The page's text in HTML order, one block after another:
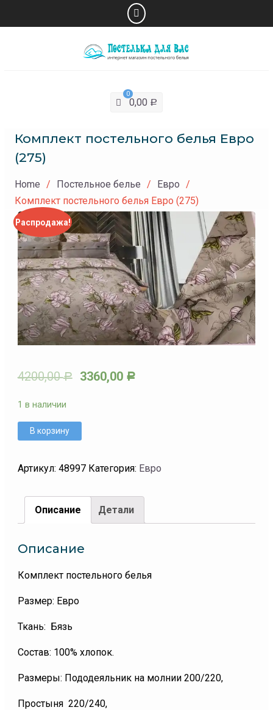
0
0,00 Р
Комплект постельного белья Евро
(275)
Home Постельное белье
Евро
Комплект постельного белья Евро (275)
Распродажа!
4200,00Р 3360,00 Р
1 в наличии
В корзину
Артикул: 48997 Категория: Евро
Описание Детали
Описание
Комплект постельного белья
Размер: Евро
Ткань: Бязь
Состав: 100% хлопок.
Размеры: Пододеяльник на молнии 200/220,
Простыня 220/240,